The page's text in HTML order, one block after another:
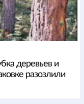
деревьев и
разозлили